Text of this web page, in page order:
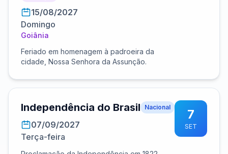
15/08/2027
Domingo
Goiânia
Feriado em homenagem à padroeira da
cidade, Nossa Senhora da Assunção.
Independência do Brasil Nacional
07/09/2027
Terça-feira
7
SET